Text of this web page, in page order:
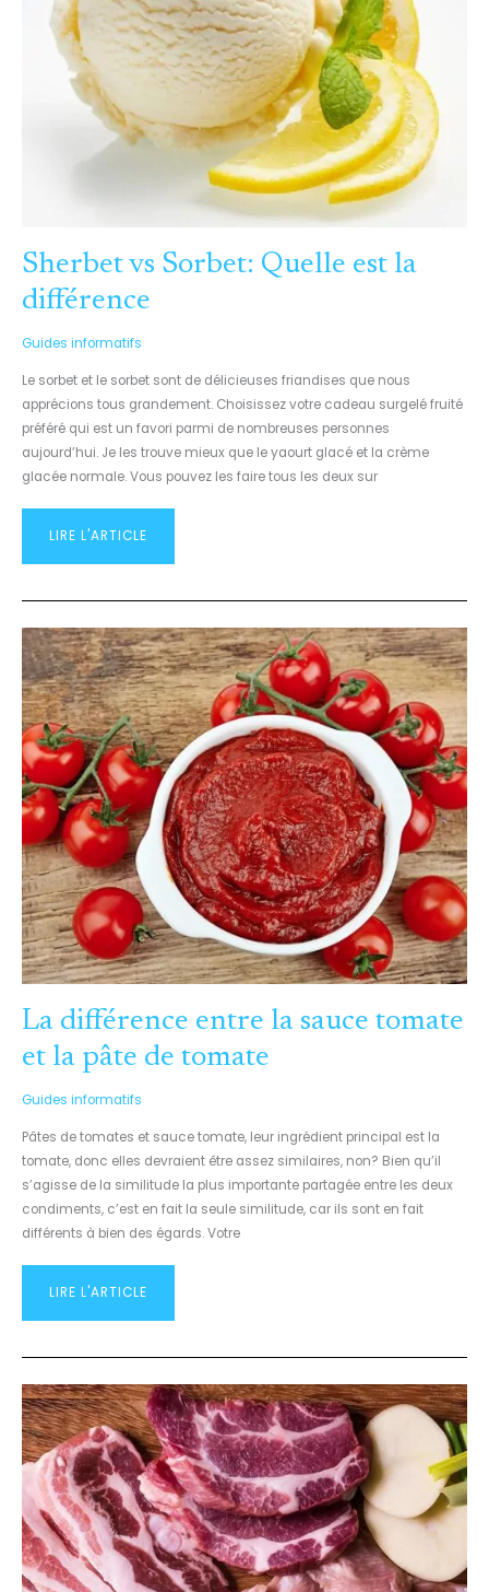
Sherbet vs Sorbet: Quelle est la
différence
Guides informatifs
Le sorbet et le sorbet sont de délicieuses friandises que nous
apprécions tous grandement. Choisissez votre cadeau surgelé fruité
préféré qui est un favori parmi de nombreuses personnes
aujourd’hui. Je les trouve mieux que le yaourt glacé et la crème
glacée normale. Vous pouvez les faire tous les deux sur
LIRE L'ARTICLE
La différence entre la sauce tomate
et la pâte de tomate
Guides informatifs
Pâtes de tomates et sauce tomate, leur ingrédient principal est la
tomate, donc elles devraient être assez similaires, non? Bien qu’il
s’agisse de la similitude la plus importante partagée entre les deux
condiments, c’est en fait la seule similitude, car ils sont en fait
différents à bien des égards. Votre
LA
DIFFÉRENCE
ENTRE
LA
SAUCE
TOMATE
ET
LA
PÂTE
DE
TOMATE
LIRE L'ARTICLE
¿QUELLE
EST
LA
DIFFÉRENCE
ENTRE
LE
BŒUF
ET
L’AGNEAU?